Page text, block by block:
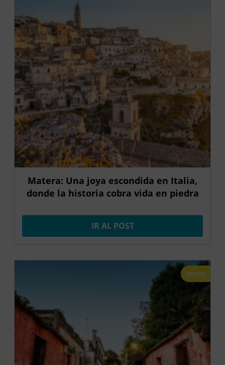
Matera: Una joya escondida en Italia,
donde la historia cobra vida en piedra
IR AL POST
OFERTA